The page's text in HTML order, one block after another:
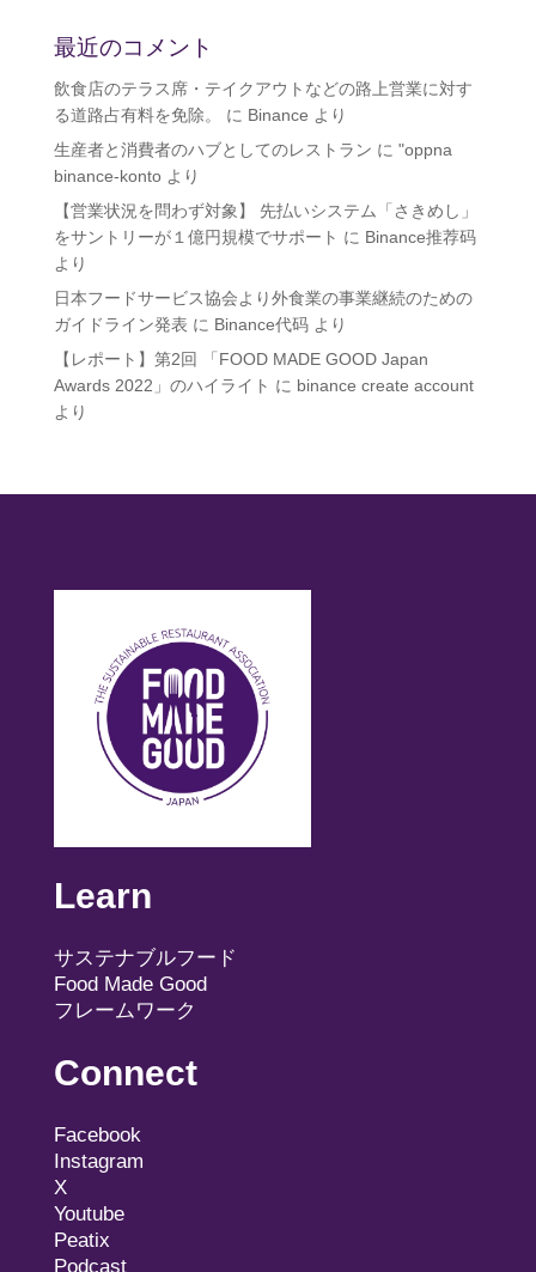
最近のコメント
飲食店のテラス席・テイクアウトなどの路上営業に対す
る道路占有料を免除。
に Binance より
生産者と消費者のハブとしてのレストラン に "oppna
binance-kontoより
【営業状況を問わず対象】 先払いシステム「さきめし」
をサントリーが１億円規模でサポート に Binance推荐码
より
日本フードサービス協会より外食業の事業継続のための
ガイドライン発表 に Binance代码より
【レポート】第2回 「FOOD MADE GOOD Japan
Awards 2022」のハイライト に binance create account
より
Learn
サステナブルフード
Food Made Good
フレームワーク
Connect
Facebook
Instagram
X
Youtube
Peatix
Podcast